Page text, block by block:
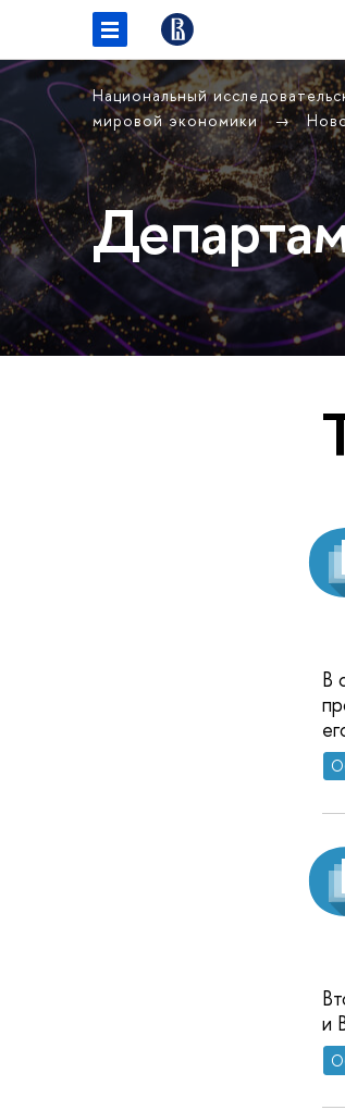
Национальный
мировой экономики
В
и